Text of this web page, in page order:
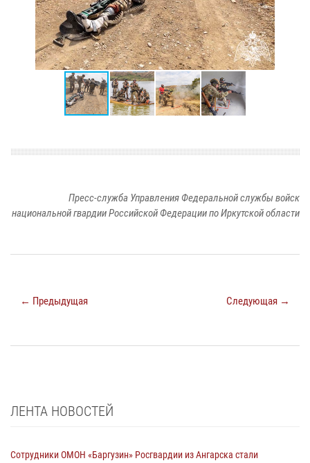
Пресс-служба Управления Федеральной службы войск
национальной гвардии Российской Федерации по Иркутской области
← Предыдущая Следующая →
ЛЕНТА НОВОСТЕЙ
Сотрудники ОМОН «Баргузин» Росгвардии из Ангарска стали